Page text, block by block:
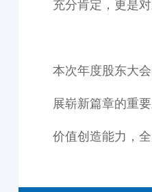
充分肯定，更是
本次年度股东大
展崭新篇章的重
价值创造能力，